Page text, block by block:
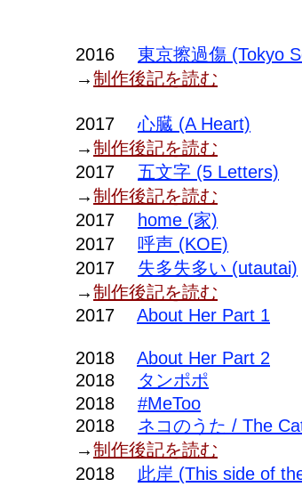
2016 東京擦過傷 (Tokyo
→制作後記を読む
2017 ​心臓 (A Heart)
→制作後記を読む
2017
五文字 (5 Letters)
→制作後記を読む
2017 ​
home (家)
2017 ​ 呼声 (KOE)
2017 失多失多い (utautai)
→制作後記を読む
2017 About Her Part 1
2018 About Her Part 2
2018 タンポポ
​2018 #MeToo
2018 ネコのうた / The
→制作後記を読む
2018 此岸 (This side of